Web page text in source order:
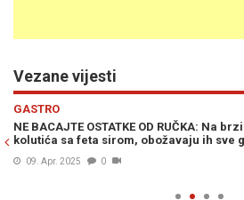
Vezane vijesti
GASTRO
NE BACAJTE OSTATKE OD RUČKA: Na
kolutića sa feta sirom, obožavaju ih sve
09. Apr. 2025 0